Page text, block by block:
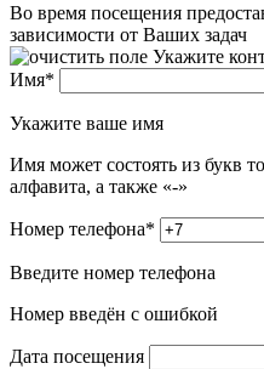
Во время посещения
зависимости от Ваших задач
Укажите
Имя*
Укажите ваше имя
Имя может состоять из букв
алфавита, а также «-»
Номер телефона*
Введите номер телефона
Номер введён c ошибкой
Дата посещения